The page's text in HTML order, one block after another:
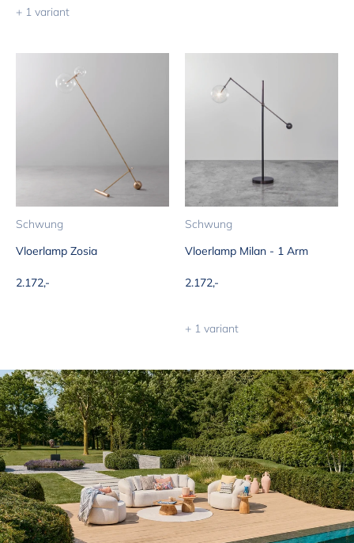
+ 1 variant
Schwung
Vloerlamp Zosia
Aanbiedingsprijs
2.172,-
Schwung
Vloerlamp Milan - 1 Arm
Aanbiedingsprijs
2.172,-
+ 1 variant